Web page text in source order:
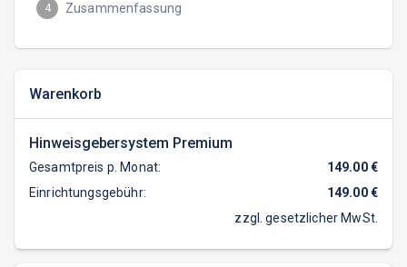
4 Zusammenfassung
Warenkorb
Hinweisgebersystem Premium
Gesamtpreis p. Monat: 149.00€
Einrichtungsgebühr:
149.00€
zzgl. gesetzlicher MwSt.